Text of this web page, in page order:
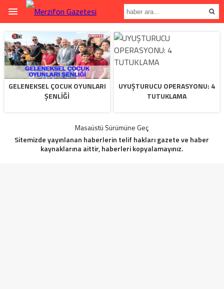
GELENEKSEL ÇOCUK OYUNLARI
ŞENLİĞİ
UYUŞTURUCU OPERASYONU: 4
TUTUKLAMA
Masaüstü Sürümüne Geç
Sitemizde yayınlanan haberlerin telif hakları gazete ve haber
kaynaklarına aittir, haberleri kopyalamayınız.